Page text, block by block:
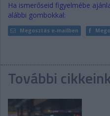
Ha ismerőseid figyelmébe
alábbi gombokkal:
Megosztás e-mailben
További